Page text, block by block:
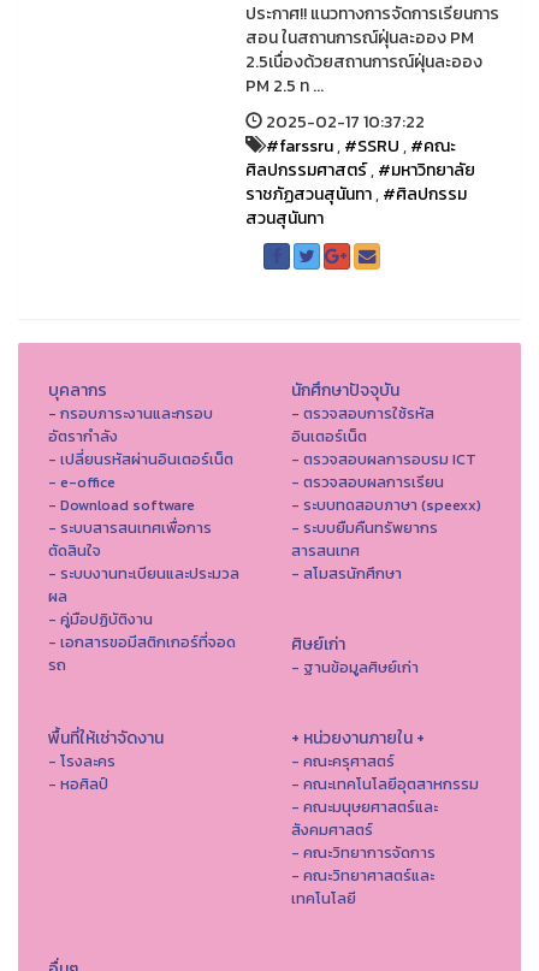
ประกาศ!! แนวทางการจัดการเรียนการ
สอน ในสถานการณ์ฝุ่นละออง PM
2.5เนื่องด้วยสถานการณ์ฝุ่นละออง
PM 2.5 ท ...
2025-02-17 10:37:22
#farssru,#SSRU,#คณะ
ศิลปกรรมศาสตร์,#มหาวิทยาลัย
ราชภัฏสวนสุนันทา,#ศิลปกรรม
สวนสุนันทา
บุคลากร
- กรอบภาระงานและกรอบ
อัตรากำลัง
- เปลี่ยนรหัสผ่านอินเตอร์เน็ต
- e-office
- Download software
- ระบบสารสนเทศเพื่อการ
ตัดสินใจ
- ระบบงานทะเบียนและประมวล
ผล
- คู่มือปฏิบัติงาน
- เอกสารขอมีสติกเกอร์ที่จอด
รถ
นักศึกษาปัจจุบัน
- ตรวจสอบการใช้รหัส
อินเตอร์เน็ต
- ตรวจสอบผลการอบรม ICT
- ตรวจสอบผลการเรียน
- ระบบทดสอบภาษา (speexx)
- ระบบยืมคืนทรัพยากร
สารสนเทศ
- สโมสรนักศึกษา
ศิษย์เก่า
- ฐานข้อมูลศิษย์เก่า
พื้นที่ให้เช่าจัดงาน
- โรงละคร
- หอศิลป์
+ หน่วยงานภายใน +
- คณะครุศาสตร์
- คณะเทคโนโลยีอุตสาหกรรม
- คณะมนุษยศาสตร์และ
สังคมศาสตร์
- คณะวิทยาการจัดการ
- คณะวิทยาศาสตร์และ
เทคโนโลยี